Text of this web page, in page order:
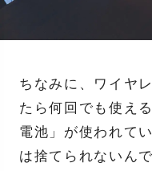
ちなみに、ワイヤ
たら何回でも使え
電池」が使われて
は捨てられないん